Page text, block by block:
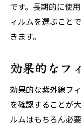
です。長期的に使
ィルムを選ぶこと
きます。
効果的なフ
効果的な紫外線フ
を確認することが
ルムはもちろん必